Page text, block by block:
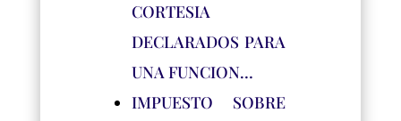
CORTESIA
DECLARADOS PARA
UNA FUNCION…
IMPUESTO SOBRE